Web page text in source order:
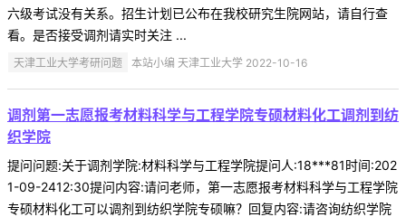
六级考试没有关系。招生计划已公布在我校研究生院网站，请自行查
看。是否接受调剂请实时关注 ...
天津工业大学考研问题 本站小编 天津工业大学 2022-10-16
调剂第一志愿报考材料科学与工程学院专硕材料化工调剂到纺
织学院
提问问题:关于调剂学院:材料科学与工程学院提问人:18***81时间:202
1-09-2412:30提问内容:请问老师，第一志愿报考材料科学与工程学院
专硕材料化工可以调剂到纺织学院专硕嘛？回复内容:请咨询纺织学院